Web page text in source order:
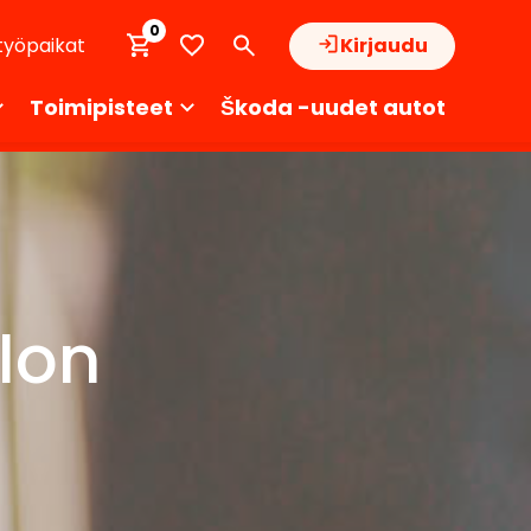
Kirjaudu
0
Toimipisteet Škoda -uudet autot